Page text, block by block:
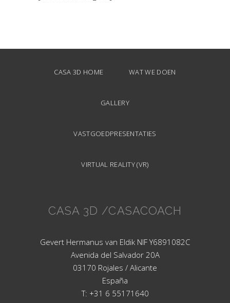
CASA 3D HOME WAT WE DOEN
GALLERY
VASTGOEDPRESENTATIES
VIRTUAL REALITY (VR)
CASA 3D /CASACOACH
Gevert Hermanus van Eldik NIF Y6891082C
Avenida del Salvador 20A
03170 Rojales / Alicante
España
T: +31 6 55171640